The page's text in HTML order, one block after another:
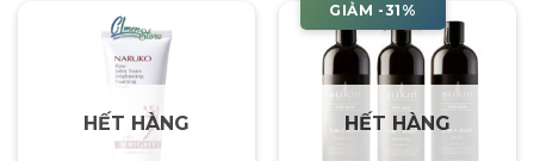
HẾT HÀNG
GIẢM -31%
HẾT HÀNG